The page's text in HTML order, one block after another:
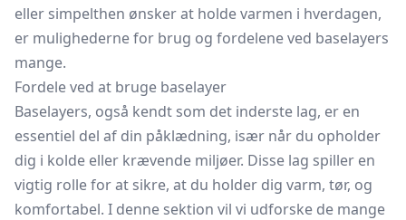
eller simpelthen ønsker at holde varmen i hverdagen,
er mulighederne for brug og fordelene ved baselayers
mange.
Fordele ved at bruge baselayer
Baselayers, også kendt som det inderste lag, er en
essentiel del af din påklædning, især når du opholder
dig i kolde eller krævende miljøer. Disse lag spiller en
vigtig rolle for at sikre, at du holder dig varm, tør, og
komfortabel. I denne sektion vil vi udforske de mange